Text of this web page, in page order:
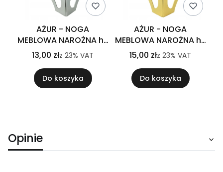
AŻUR - NOGA
MEBLOWA NAROŻNA h-
130 SREBRNY CHROM
13,00 złz 23% VAT
Do koszyka
AŻUR - NOGA
MEBLOWA NAROŻNA h-
130 ZŁOTY
15,00 złz 23% VAT
Do koszyka
Opinie